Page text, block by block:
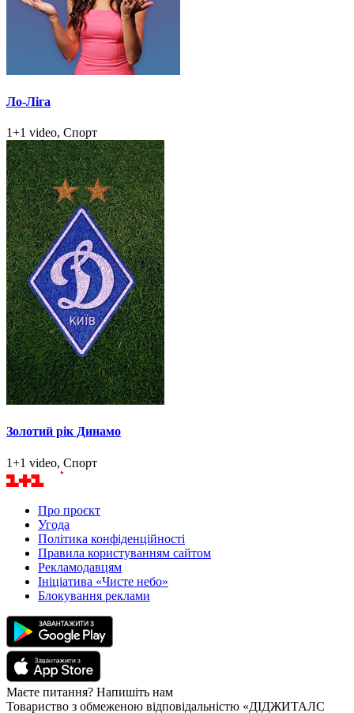
Ло-Ліга
1+1 video, Спорт
Золотий рік Динамо
1+1 video, Спорт
Про проєкт
Угода
Політика конфіденційності
Правила користуванням сайтом
Рекламодавцям
Ініціатива «Чисте небо»
Блокування реклами
Маєте питання? Напишіть нам
Товариство з обмеженою відповідальністю «ДІДЖИТАЛС